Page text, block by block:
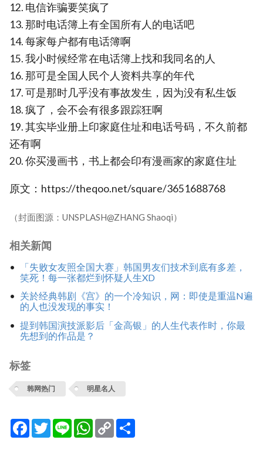
12. 电信诈骗要笑疯了
13. 那时电话簿上有全国所有人的电话吧
14. 每家每户都有电话簿啊
15. 我小时候经常在电话簿上找和我同名的人
16. 那可是全国人民个人资料共享的年代
17. 可是那时几乎没有事故发生，因为没有私生饭
18. 疯了，会不会有很多跟踪狂啊
19. 其实毕业册上印家庭住址和电话号码，不久前都
还有啊
20. 你买漫画书，书上都会印有漫画家的家庭住址
原文：https://theqoo.net/square/3651688768
（封面图源：UNSPLASH@ZHANG Shaoqi）
相关新闻
「失败女友照全国大赛」韩国男友们技术到底有多差，
笑死！每一张都烂到怀疑人生XD
关於经典韩剧《宫》的一个冷知识，网：即使是重温N遍
的人也没发现的事实！
提到韩国演技派影后「金高银」的人生代表作时，你最
先想到的作品是？
标签
韩网热门 明星名人
Facebook
TwitterLine WhatsApp
Copy
Link